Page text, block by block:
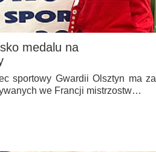
medalu na
sportowy Gwardii Olsztyn ma za
we Francji mistrzostw…